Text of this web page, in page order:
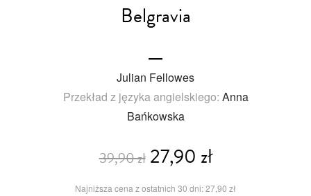
Belgravia
Julian Fellowes
Przekład z języka angielskiego: Anna
Bańkowska
39,90 zł27,90 zł
Najniższa cena z ostatnich 30 dni: 27,90 zł